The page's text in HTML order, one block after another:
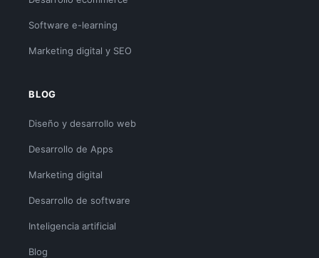
Software e-learning
Marketing digital y SEO
BLOG
Diseño y desarrollo web
Desarrollo de Apps
Marketing digital
Desarrollo de software
Inteligencia artificial
Blog